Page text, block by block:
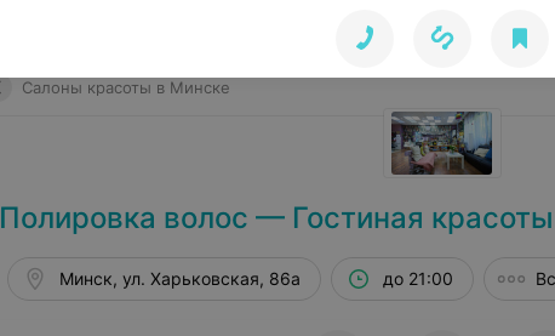
Салоны красоты в Минске
Полировка волос — Гостиная
Минск, ул. Харьковская, 86a до 21:00